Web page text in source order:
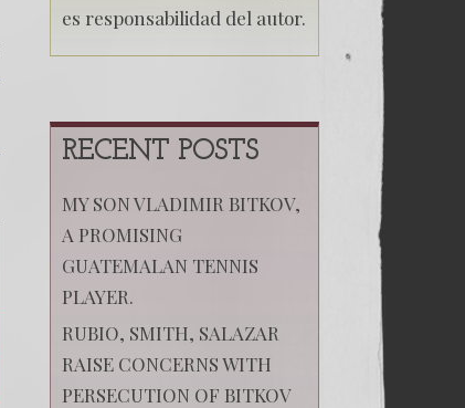
es responsabilidad del autor.
RECENT POSTS
MY SON VLADIMIR BITKOV,
A PROMISING
GUATEMALAN TENNIS
PLAYER.
RUBIO, SMITH, SALAZAR
RAISE CONCERNS WITH
PERSECUTION OF BITKOV